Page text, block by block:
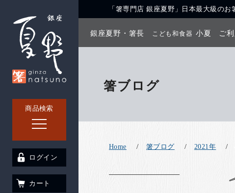
商品検索
「箸専門店 銀座夏野」日本最大級のお
銀座夏野・箸長 こども和食器 小夏 ご
ログイン
カート
箸ブログ
Home 箸ブログ 2021年